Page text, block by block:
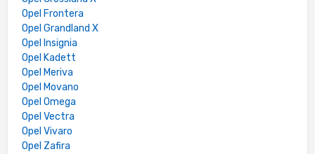
Opel Frontera
Opel Grandland X
Opel Insignia
Opel Kadett
Opel Meriva
Opel Movano
Opel Omega
Opel Vectra
Opel Vivaro
Opel Zafira